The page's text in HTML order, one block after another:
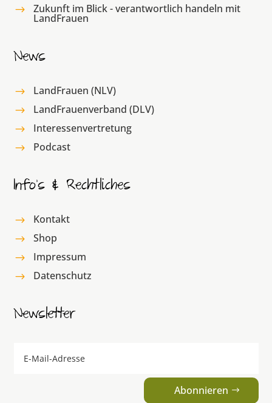
$ Zukunft im Blick - verantwortlich handeln mit
LandFrauen
News
$ LandFrauen (NLV)
$ LandFrauenverband (DLV)
$ Interessenvertretung
$ Podcast
Info’s & Rechtliches
$ Kontakt
$ Shop
$ Impressum
$ Datenschutz
Newsletter
Abonnieren